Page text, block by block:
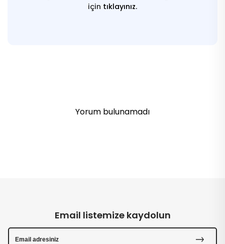
için tıklayınız.
Yorum bulunamadı
Email listemize kaydolun